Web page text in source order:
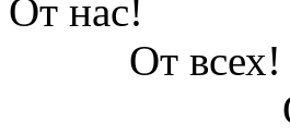
От нас!
От всех!
От